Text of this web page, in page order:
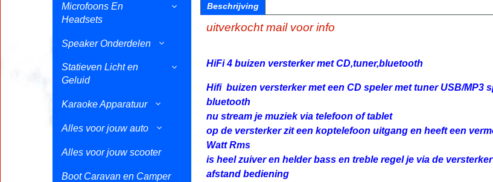
Microfoons En
Headsets
Speaker Onderdelen
Statieven Licht en
Geluid
Karaoke Apparatuur
Alles voor jouw auto
Alles voor jouw scooter
Boot Caravan en Camper
Beschrijving
uitverkocht mail voor info
HiFi 4 buizen versterker met CD,tuner,bluetooth
Hifi buizen versterker met een CD speler met tuner USB/MP3
bluetooth
nu stream je muziek via telefoon of tablet
op de versterker zit een koptelefoon uitgang en heeft een
Watt Rms
is heel zuiver en helder bass en treble regel je via de
afstand bediening